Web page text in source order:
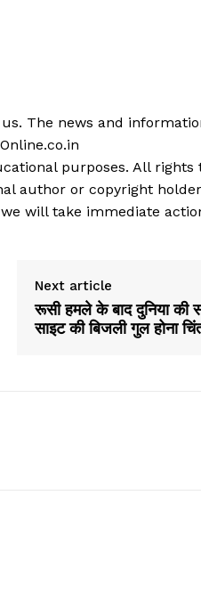
The news and
purposes. All
author or copyright
will take immediate
Next article
रूसी हमले के बाद दुनिया की
साइट की बिजली गुल होना